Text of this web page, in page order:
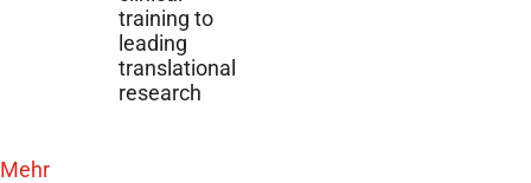
training to
leading
translational
research
Mehr